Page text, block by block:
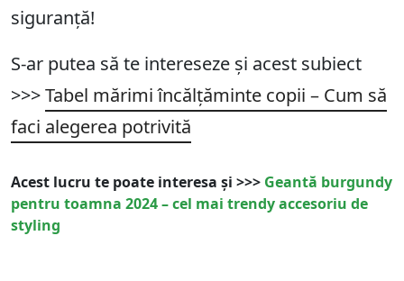
siguranță!
S-ar putea să te intereseze și acest subiect
>>>Tabel mărimi încălțăminte copii – Cum să
faci alegerea potrivită
Acest lucru te poate interesa și >>> Geantă burgundy
pentru toamna 2024 – cel mai trendy accesoriu de
styling